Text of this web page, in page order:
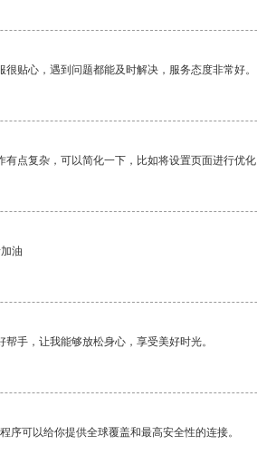
贴心，遇到问题都能及时解决，服务态度非常好。
有点复杂，可以简化一下，比如将设置页面进行优
油
手，让我能够放松身心，享受美好时光。
序可以给你提供全球覆盖和最高安全性的连接。